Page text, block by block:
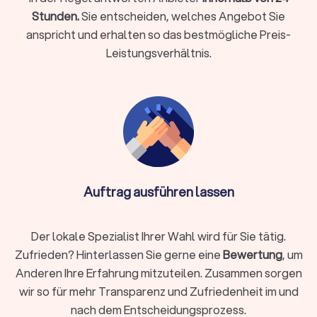
Organisationvon Termin, Ort und Ablauf der
Beisetzung
✓
Unterstützungbei Formalitäten (Sterbeurkunde,
Behördenabmeldung, Friedhofsverwaltung)
Begleitung der Angehörigen
individuellen Gestaltungswünschen
Viele Anbieter in Bohmte organisieren sowohl
Feuerbestattungen
moderne Bestattungsformen
Seebestattungen, an. Auch individuelle Wünsche wie die
können meist berücksichtigt werden.
Ein häufiger Punkt, der in diesem Zusammenhang aufkommt,
ist der Unterschied zwischen Bestatter und Trauerredner.
Während der Bestatter die organisatorischen und praktischen
Abläufe übernimmt, sorgt der Trauerredner für die
persönliche Gestaltung der Zeremonie.
Stunden.Sie entscheiden, welches Angebot Sie
anspricht und erhalten so das bestmögliche Preis-
Leistungsverhältnis.
Auftrag ausführen lassen
Der lokale Spezialist Ihrer Wahl wird für Sie tätig.
Zufrieden? Hinterlassen Sie gerne eineBewertung, um
Anderen Ihre Erfahrung mitzuteilen. Zusammen sorgen
wir so für mehr Transparenz und Zufriedenheit im und
nach dem Entscheidungsprozess.